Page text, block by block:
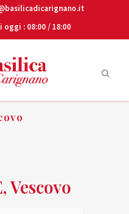
oggi : 08:00 / 18:00
Vescovo